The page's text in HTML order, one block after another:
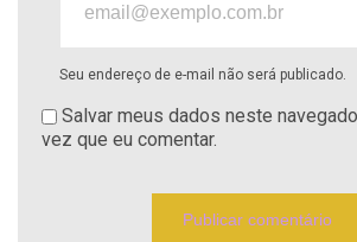
Seu endereço de e-mail não será publicado.
Salvar meus dados neste
vez que eu comentar.